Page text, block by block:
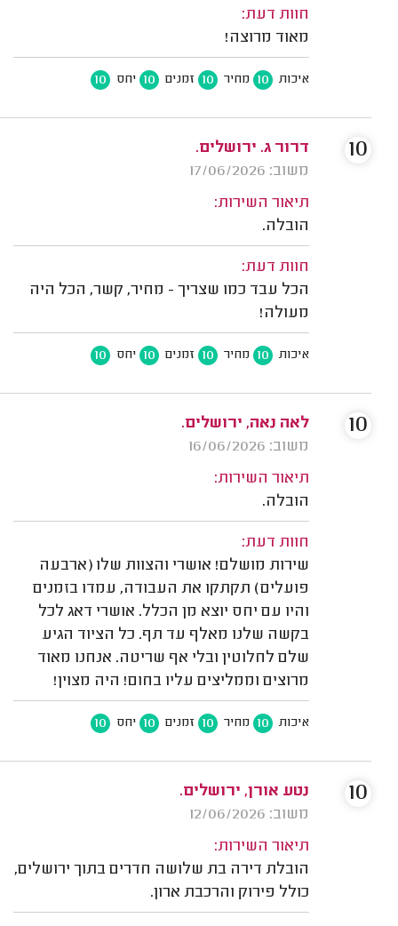
חוות דעת:
מאוד מרוצה!
איכות 10 מחיר 10 זמנים 10 יחס 10
דרור ג. ירושלים.
משוב: 17/06/2026
תיאור השירות:
הובלה.
חוות דעת:
הכל עבד כמו שצריך - מחיר, קשר, הכל היה
מעולה!
איכות 10 מחיר 10 זמנים 10 יחס 10
10
לאה נאה, ירושלים.
משוב: 16/06/2026
תיאור השירות:
הובלה.
חוות דעת:
שירות מושלם! אושרי והצוות שלו (ארבעה
פועלים) תקתקו את העבודה, עמדו בזמנים
והיו עם יחס יוצא מן הכלל. אושרי דאג לכל
בקשה שלנו מאלף עד תף. כל הציוד הגיע
שלם לחלוטין ובלי אף שריטה. אנחנו מאוד
מרוצים וממליצים עליו בחום! היה מצוין!
איכות 10 מחיר 10 זמנים 10 יחס 10
10
נטע אורן, ירושלים.
משוב: 12/06/2026
תיאור השירות:
הובלת דירה בת שלושה חדרים בתוך ירושלים,
כולל פירוק והרכבת ארון.
10